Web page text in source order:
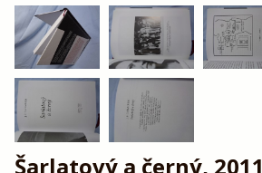
Šarlatový a černý, 2011